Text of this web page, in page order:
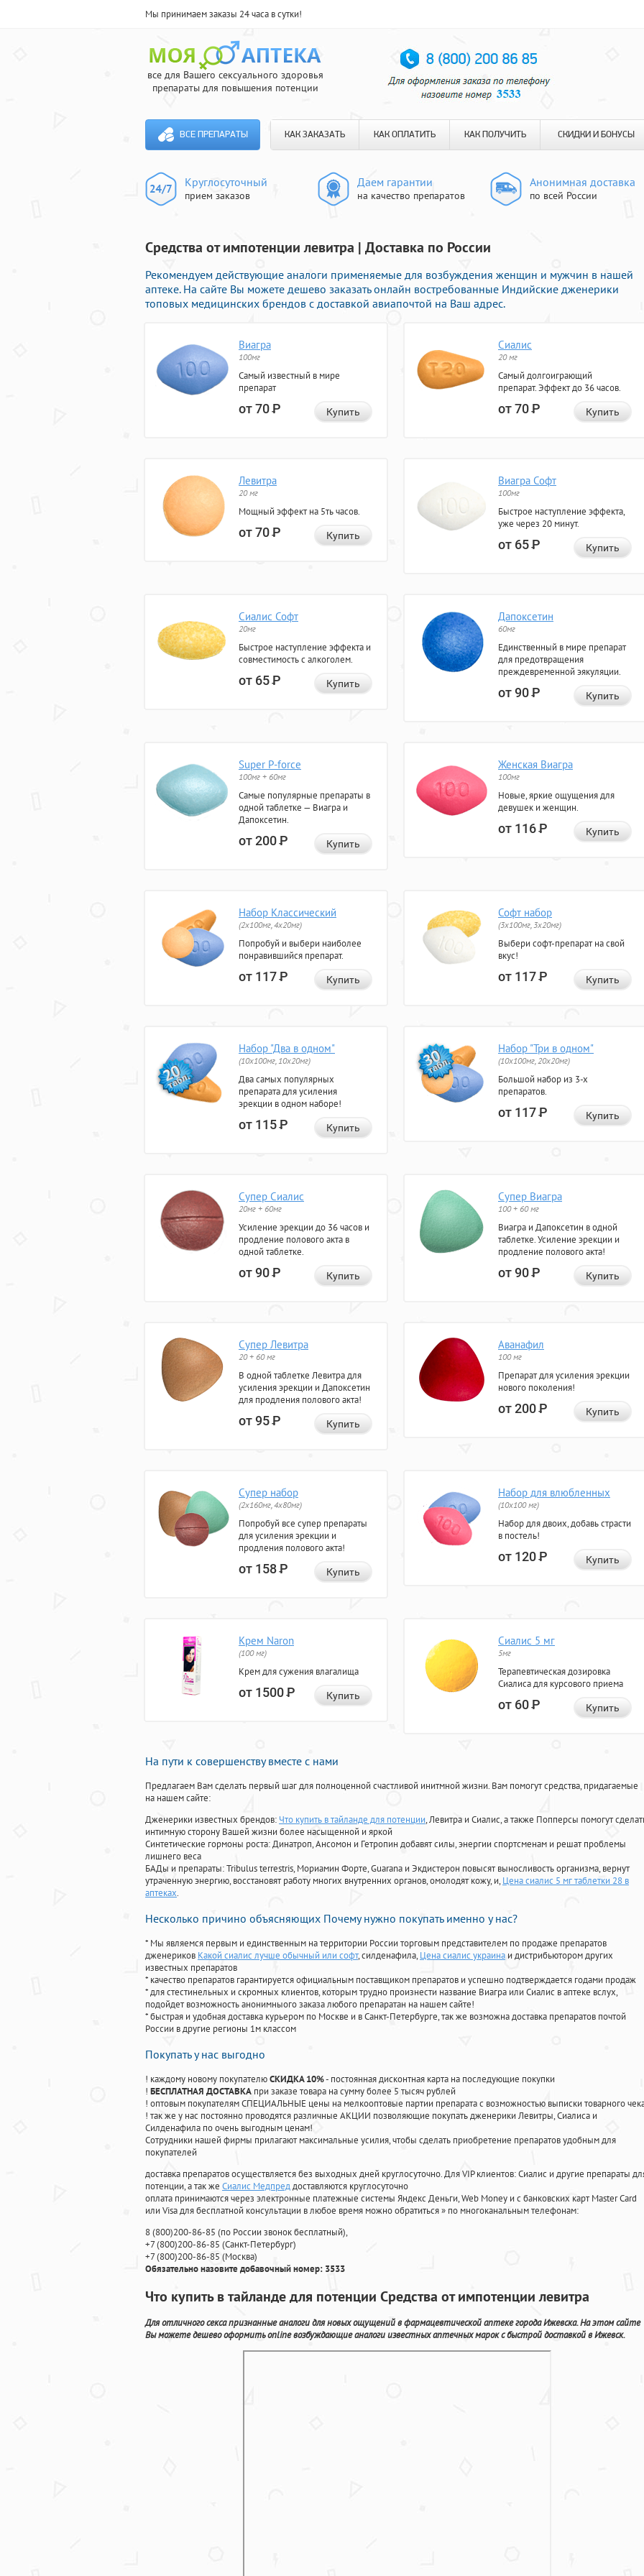
Мы принимаем заказы 24 часа в сутки!
все для Вашего сексуального здоровья
препараты для повышения потенции
ВСЕ ПРЕПАРАТЫ КАК ЗАКАЗАТЬ КАК ОПЛАТИТЬ КАК ПОЛУЧИТЬ СКИДКИ И БОНУСЫ
Круглосуточный
прием заказов
Даем гарантии
на качество препаратов
Анонимная доставка
по всей России
Средства от импотенции левитра | Доставка по России
Рекомендуем действующие аналоги применяемые для возбуждения женщин и мужчин в нашей
аптеке. На сайте Вы можете дешево заказать онлайн востребованные Индийские дженерики
топовых медицинских брендов с доставкой авиапочтой на Ваш адрес.
Виагра
100мг
Самый известный в мире
препарат
от 70Р Купить
Сиалис
20 мг
Самый долгоиграющий
препарат. Эффект до 36 часов.
от 70Р Купить
Левитра
20 мг
Мощный эффект на 5ть часов.
от 70Р Купить
Виагра Софт
100мг
Быстрое наступление эффекта,
уже через 20 минут.
от 65Р Купить
Сиалис Софт
20мг
Быстрое наступление эффекта и
совместимость с алкоголем.
от 65Р Купить
Дапоксетин
60мг
Единственный в мире препарат
для предотвращения
преждевременной эякуляции.
от 90Р Купить
Super P-force
100мг + 60мг
Самые популярные препараты в
одной таблетке — Виагра и
Дапоксетин.
от 200Р Купить
Женская Виагра
100мг
Новые, яркие ощущения для
девушек и женщин.
от 116Р Купить
Набор Классический
(2x100мг, 4x20мг)
Попробуй и выбери наиболее
понравившийся препарат.
от 117Р Купить
Софт набор
(3x100мг, 3x20мг)
Выбери софт-препарат на свой
вкус!
от 117Р Купить
Набор "Два в одном"
(10x100мг, 10x20мг)
Два самых популярных
препарата для усиления
эрекции в одном наборе!
от 115Р Купить
Набор "Три в одном"
(10x100мг, 20x20мг)
Большой набор из 3-х
препаратов.
от 117Р Купить
Супер Сиалис
20мг + 60мг
Усиление эрекции до 36 часов и
продление полового акта в
одной таблетке.
от 90Р Купить
Супер Виагра
100 + 60 мг
Виагра и Дапоксетин в одной
таблетке. Усиление эрекции и
продление полового акта!
от 90Р Купить
Супер Левитра
20 + 60 мг
В одной таблетке Левитра для
усиления эрекции и Дапоксетин
для продления полового акта!
от 95Р Купить
Аванафил
100 мг
Препарат для усиления эрекции
нового поколения!
от 200Р Купить
Супер набор
(2х160мг, 4х80мг)
Попробуй все супер препараты
для усиления эрекции и
продления полового акта!
от 158Р Купить
Набор для влюбленных
(10х100 мг)
Набор для двоих, добавь страсти
в постель!
от 120Р Купить
Крем Naron
(100 мг)
Крем для сужения влагалища
от 1500Р Купить
Сиалис 5 мг
5мг
Терапевтическая дозировка
Сиалиса для курсового приема
от 60Р Купить
На пути к совершенству вместе с нами
Предлагаем Вам сделать первый шаг для полноценной счастливой инитмной жизни. Вам помогут средства, придагаемые
на нашем сайте:
Дженерики известных брендов: Что купить в тайланде для потенции, Левитра и Сиалис, а также Попперсы помогут
интимную сторону Вашей жизни более насыщенной и яркой
Синтетические гормоны роста: Динатроп, Ансомон и Гетропин добавят силы, энергии спортсменам и решат проблемы
лишнего веса
БАДы и препараты:Tribulus terrestris, Мориамин Форте, Guarana и Экдистерон повысят выносливость организма, вернут
утраченную энергию, восстановят работу многих внутренних органов, омолодят кожу, и, Цена сиалис 5 мг таблетки 28 в
аптеках.
Несколько причино объясняющих Почему нужно покупать именно у нас?
* Мы являемся первым и единственным на территории России торговым представителем по продаже препаратов
дженериков Какой сиалис лучше обычный или софт, силденафила, Цена сиалис украина и дистрибьютором других
известных препаратов
* качество препаратов гарантируется официальным поставщиком препаратов и успешно подтверждается годами продаж
* для стестинельных и скромных клиентов, которым трудно произнести название Виагра или Сиалис в аптеке вслух,
подойдет возможность анонимныого заказа любого препаратан на нашем сайте!
* быстрая и удобная доставка курьером по Москве и в Санкт-Петербурге, так же возможна доставка препаратов почтой
России в другие регионы 1м классом
Покупать у нас выгодно
! каждому новому покупателюСКИДКА 10%- постоянная дисконтная карта на последующие покупки
! БЕСПЛАТНАЯ ДОСТАВКА при заказе товара на сумму более 5 тысяч рублей
! оптовым покупателям СПЕЦИАЛЬНЫЕ цены на мелкооптовые партии препарата с возможностью выписки товарного
! так же у нас постоянно проводятся различные АКЦИИ позволяющие покупать дженерики Левитры, Сиалиса и
Силденафила по очень выгодным ценам!
Cотрудники нашей фирмы прилагают максимальные усилия, чтобы сделать приобретение препаратов удобным для
покупателей
доставка препаратов осуществляется без выходных дней круглосуточно. Для VIP клиентов: Сиалис и другие препараты
потенции, а так же Сиалис Медпреддоставляются круглосуточно
оплата принимаются через электронные платежные системы Яндекс Деньги, Web Money и с банковских карт Master Card
или Visa для бесплатной консультации в любое время можно обратиться» по многоканальным телефонам:
8(800)200-86-85 (по России звонок бесплатный),
+7(800)200-86-85 (Санкт-Петербург)
+7(800)200-86-85 (Москва)
Обязательно назовите добавочный номер: 3533
Что купить в тайланде для потенции Средства от импотенции левитра
Для отличного секса признанные аналоги для новых ощущений в фармацевтической аптеке города Ижевска. На этом сайте
Вы можете дешево оформить online возбуждающие аналоги известных аптечных марок с быстрой доставкой в Ижевск.